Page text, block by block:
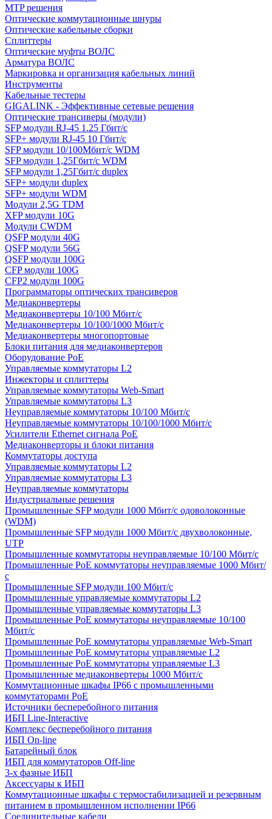
MTP решения
Оптические коммутационные шнуры
Оптические кабельные сборки
Сплиттеры
Оптические муфты ВОЛС
Арматура ВОЛС
Маркировка и организация кабельных линий
Инструменты
Кабельные тестеры
GIGALINK - Эффективные сетевые решения
Оптические трансиверы (модули)
SFP модули RJ-45 1.25 Гбит/c
SFP+ модули RJ-45 10 Гбит/c
SFP модули 10/100Мбит/с WDM
SFP модули 1,25Гбит/с WDM
SFP модули 1,25Гбит/с duplex
SFP+ модули duplex
SFP+ модули WDM
Модули 2,5G TDM
XFP модули 10G
Модули CWDM
QSFP модули 40G
QSFP модули 56G
QSFP модули 100G
CFP модули 100G
CFP2 модули 100G
Программаторы оптических трансиверов
Медиаконвертеры
Медиаконвертеры 10/100 Мбит/с
Медиаконвертеры 10/100/1000 Мбит/c
Медиаконвертеры многопортовые
Блоки питания для медиаконвертеров
Оборудование PoE
Управляемые коммутаторы L2
Инжекторы и сплиттеры
Управляемые коммутаторы Web-Smart
Управляемые коммутаторы L3
Неуправляемые коммутаторы 10/100 Мбит/с
Неуправляемые коммутаторы 10/100/1000 Мбит/с
Усилители Ethernet сигнала PoE
Медиаконверторы и блоки питания
Коммутаторы доступа
Управляемые коммутаторы L2
Управляемые коммутаторы L3
Неуправляемые коммутаторы
Индустриальные решения
Промышленные SFP модули 1000 Мбит/c одоволоконные
(WDM)
Промышленные SFP модули 1000 Мбит/c двухволоконные,
UTP
Промышленные коммутаторы неуправляемые 10/100 Мбит/с
Промышленные PoE коммутаторы неуправляемые 1000 Мбит/
с
Промышленные SFP модули 100 Мбит/c
Промышленные управляемые коммутаторы L2
Промышленные управляемые коммутаторы L3
Промышленные PoE коммутаторы неуправляемые 10/100
Мбит/с
Промышленные PoE коммутаторы управляемые Web-Smart
Промышленные PoE коммутаторы управляемые L2
Промышленные PoE коммутаторы управляемые L3
Промышленные медиаконвертеры 1000 Мбит/с
Коммутационные шкафы IP66 c промышленными
коммутаторами PoE
Источники бесперебойного питания
ИБП Line-Interactive
Комплекс бесперебойного питания
ИБП On-line
Батарейный блок
ИБП для коммутаторов Off-line
3-х фазные ИБП
Аксессуары к ИБП
Коммутационные шкафы с термостабилизацией и резервным
питанием в промышленном исполнении IP66
Соединительные кабели